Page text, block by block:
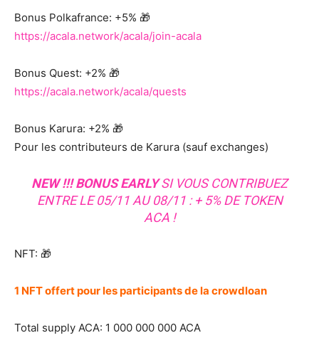
Bonus Polkafrance: +5% 🎁
https://acala.network/acala/join-acala
Bonus Quest: +2% 🎁
https://acala.network/acala/quests
Bonus Karura: +2% 🎁
Pour les contributeurs de Karura (sauf exchanges)
NEW !!! BONUS EARLYSI VOUS CONTRIBUEZ
ENTRE LE 05/11 AU 08/11 : + 5% DE TOKEN
ACA !
NFT: 🎁
1 NFT offert pour les participants de la crowdloan
Total supply ACA: 1 000 000 000 ACA